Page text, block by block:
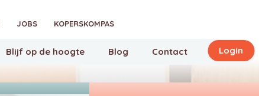
JOBS KOPERSKOMPAS
Blijf op de hoogte Blog Contact Login